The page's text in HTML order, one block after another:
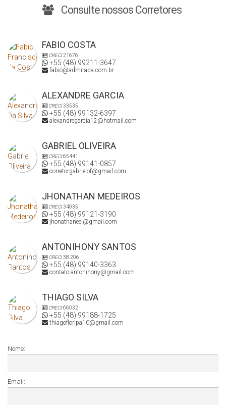
Consulte nossos Corretores
FABIO COSTA
CRECI21676
+55 (48) 99211-3647
fabio@admirada.com.br
ALEXANDRE GARCIA
CRECI33535
+55 (48) 99132-6397
alexandregarcia12@hotmail.com
GABRIEL OLIVEIRA
CRECI65441
+55 (48) 99141-0857
corretorgabrielof@gmail.com
JHONATHAN MEDEIROS
CRECI34035
+55 (48) 99121-3190
jhonathaneel@gmail.com
ANTONIHONY SANTOS
CRECI38.206
+55 (48) 99140-3363
contato.antonihony@gmail.com
THIAGO SILVA
CRECI66032
+55 (48) 99188-1725
thiagofloripa10@gmail.com
Nome:
Email: